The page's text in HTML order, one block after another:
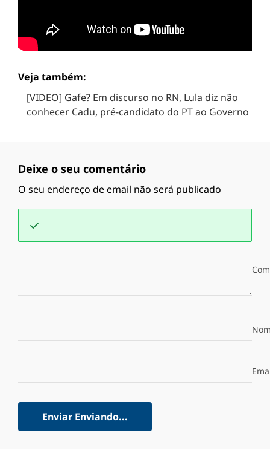
Veja também:
[VIDEO] Gafe? Em discurso no RN, Lula diz não
conhecer Cadu, pré-candidato do PT ao Governo
Deixe o seu comentário
O seu endereço de email não será publicado
Enviar Enviando...